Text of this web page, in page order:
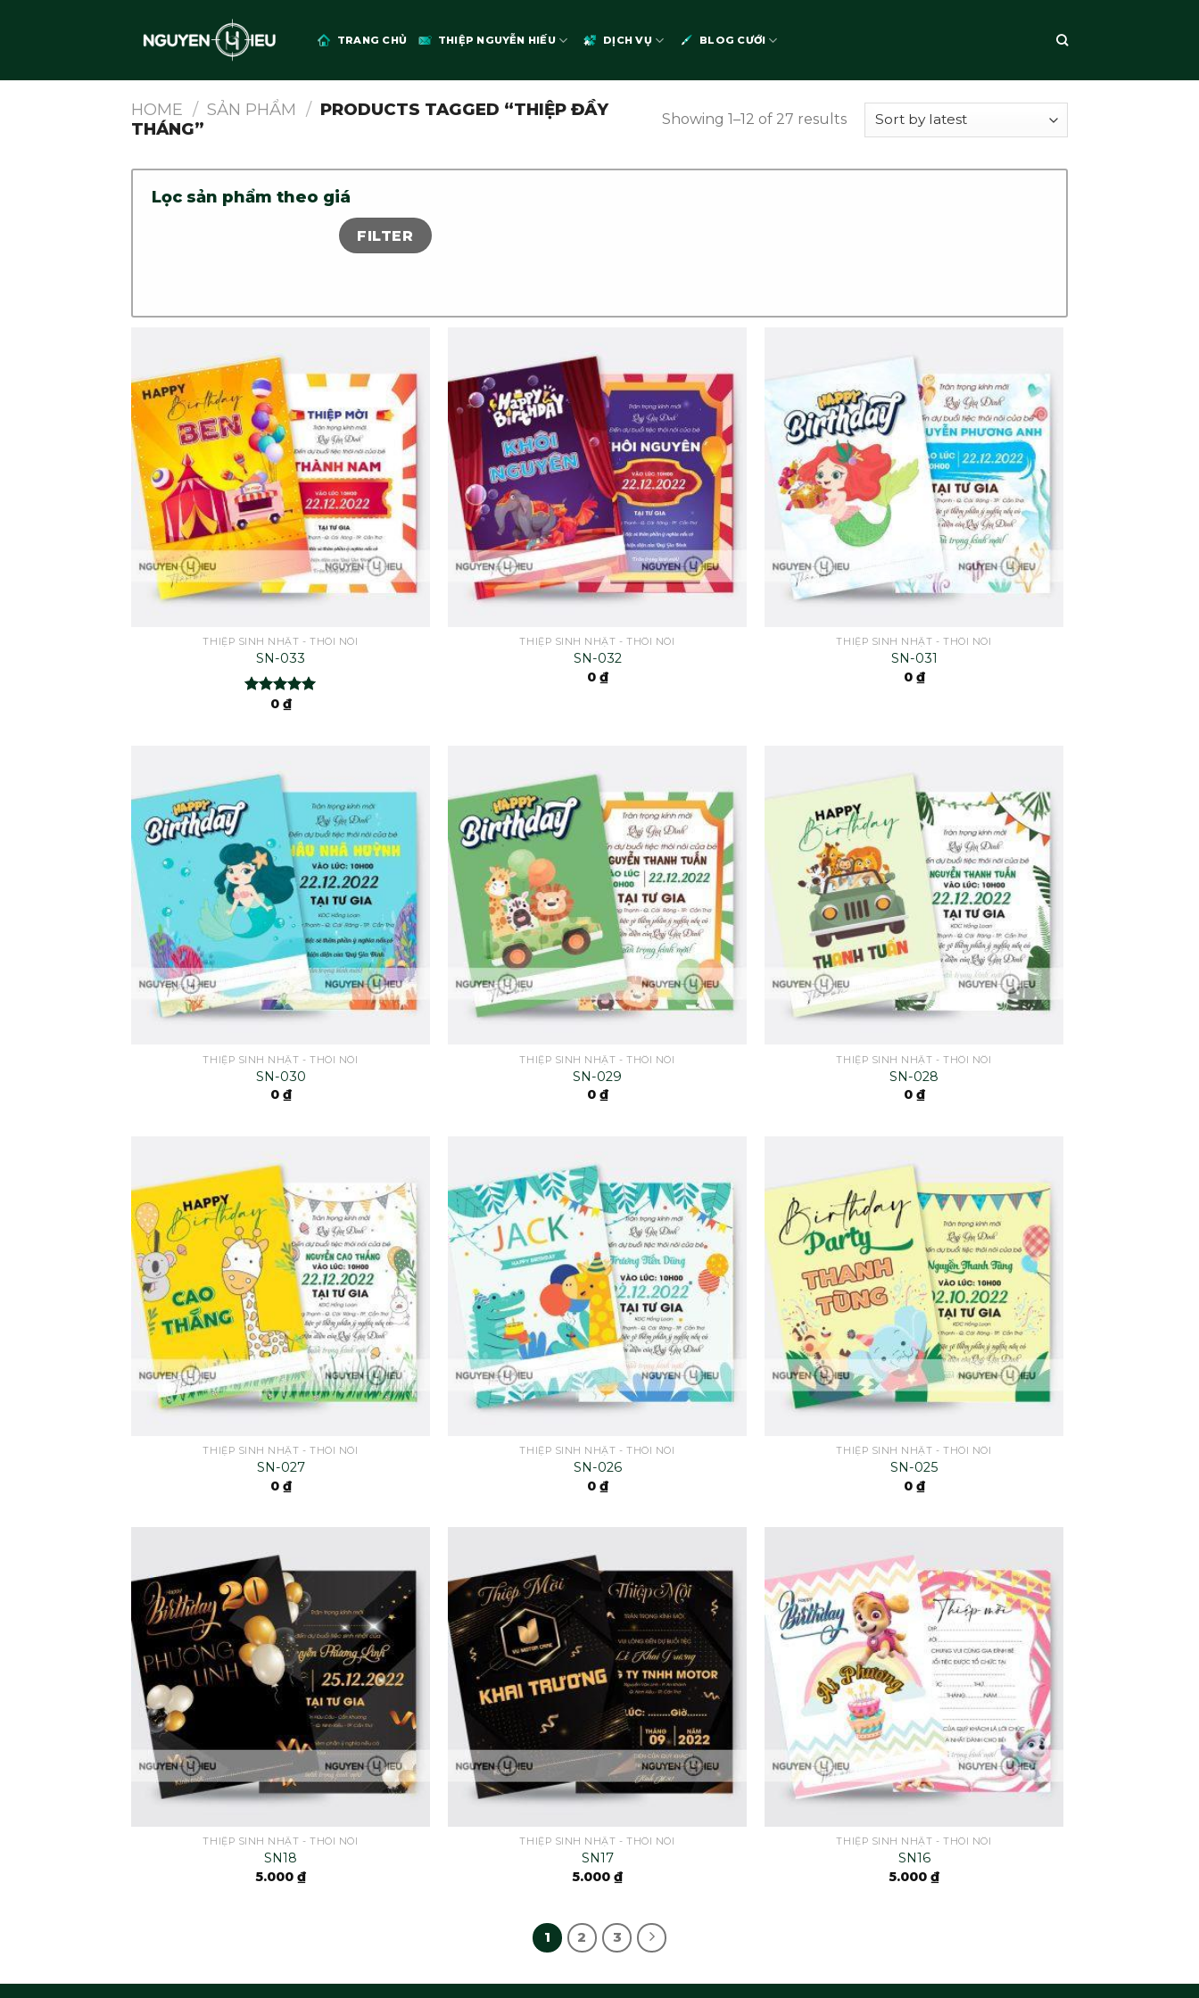
TRANG CHỦ THIỆP NGUYỄN HIẾU DỊCH VỤ BLOG CƯỚI
HOME / SẢN PHẨM / PRODUCTS TAGGED “THIỆP ĐẦY
THÁNG”
Showing 1–12 of 27 results
Lọc sản phẩm theo giá
FILTER
THIỆP SINH NHẬT - THÔI NÔI
SN-033
Rated5.00
0 ₫
THIỆP SINH NHẬT - THÔI NÔI
SN-032
0 ₫
THIỆP SINH NHẬT - THÔI NÔI
SN-031
0 ₫
THIỆP SINH NHẬT - THÔI NÔI
SN-030
0 ₫
THIỆP SINH NHẬT - THÔI NÔI
SN-029
0 ₫
THIỆP SINH NHẬT - THÔI NÔI
SN-028
0 ₫
THIỆP SINH NHẬT - THÔI NÔI
SN-027
0 ₫
THIỆP SINH NHẬT - THÔI NÔI
SN-026
0 ₫
THIỆP SINH NHẬT - THÔI NÔI
SN-025
0 ₫
THIỆP SINH NHẬT - THÔI NÔI
SN18
5.000 ₫
THIỆP SINH NHẬT - THÔI NÔI
SN17
5.000 ₫
THIỆP SINH NHẬT - THÔI NÔI
SN16
5.000 ₫
1 2 3